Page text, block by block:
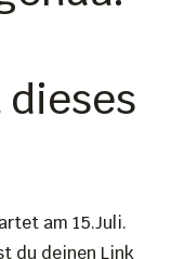
am 15.Juli.
du deinen Link